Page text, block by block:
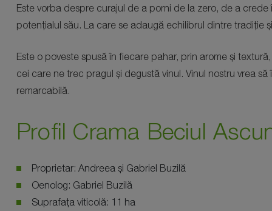
Este vorba despre curajul de a porni de la zero, de a
potențialul său. La care se adaugă echilibrul dintre tradiție
Este o poveste spusă în fiecare pahar, prin arome și
cei care ne trec pragul și degustă vinul. Vinul nostru vrea
remarcabilă.
Profil Crama Beciul
Proprietar: Andreea și Gabriel Buzilă
Oenolog: Gabriel Buzilă
Suprafața viticolă: 11 ha